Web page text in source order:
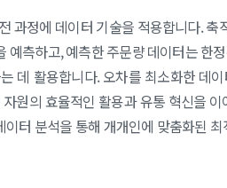
과정에 데이터 기술을 적용합니다. 축
예측하고, 예측한 주문량 데이터는 한
데 활용합니다. 오차를 최소화한 데
원의 효율적인 활용과 유통 혁신을
터 분석을 통해 개개인에 맞춤화된